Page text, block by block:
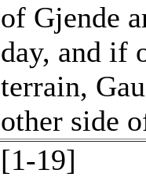
of Gjende
day, and if
terrain,
other side
[1-19]